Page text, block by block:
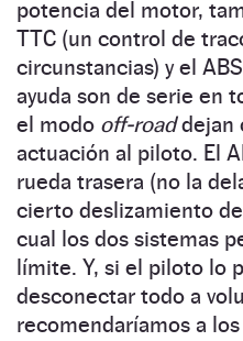
potencia del motor,
TTC (un control de
circunstancias) y el
ayuda son de serie en
el modo off-roaddejan
actuación al piloto. El
rueda trasera (no la
cierto deslizamiento
cual los dos sistemas
límite. Y, si el piloto lo
desconectar todo a
recomendaríamos a